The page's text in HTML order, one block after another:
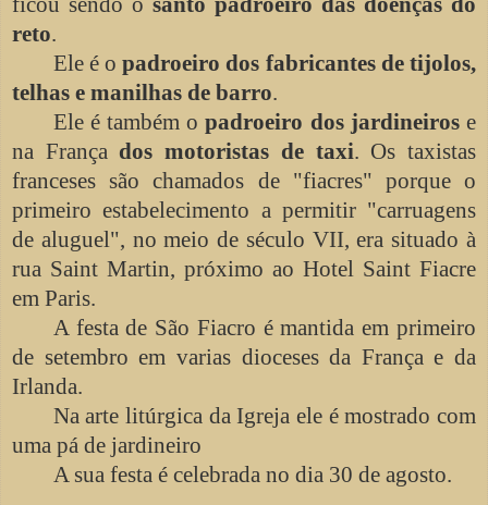
reto.
Ele é opadroeiro dos fabricantes de tijolos,
telhas e manilhas de barro.
Ele é também opadroeiro dos jardineirose
na França dos motoristas de taxi. Os taxistas
franceses são chamados de "fiacres" porque o
primeiro estabelecimento a permitir "carruagens
de aluguel", no meio de século VII, era situado à
rua Saint Martin, próximo ao Hotel Saint Fiacre
em Paris.
A festa de São Fiacro é mantida em primeiro
de setembro em varias dioceses da França e da
Irlanda.
Na arte litúrgica da Igreja ele é mostrado com
uma pá de jardineiro
A sua festa é celebrada no dia 30 de agosto.